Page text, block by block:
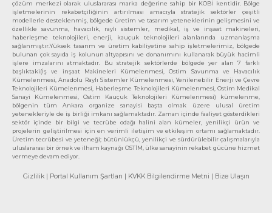
çözüm merkezi olarak uluslararası marka değerine sahip bir KOBİ kentidir. Bölge
işletmelerinin rekabetçiliğinin artırılması amacıyla stratejik sektörler çeşitli
modellerle desteklenmiş, bölgede üretim ve tasarım yeteneklerinin gelişmesini ve
özellikle savunma, havacılık, raylı sistemler, medikal, iş ve inşaat makineleri,
haberleşme teknolojileri, enerji, kauçuk teknolojileri alanlarında uzmanlaşma
sağlanmıştır.Yüksek tasarım ve üretim kabiliyetine sahip işletmelerimiz, bölgede
bulunan çok sayıda iş kolunun altyapısını ve donanımını kullanarak büyük hacimli
işlere imzalarını atmaktadır. Bu stratejik sektörlerde bölgede yer alan 7 farklı
başlıktaki(İş ve inşaat Makineleri Kümelenmesi, Ostim Savunma ve Havacılık
Kümelenmesi, Anadolu Raylı Sistemler Kümelenmesi, Yenilenebilir Enerji ve Çevre
Teknolojileri Kümelenmesi, Haberleşme Teknolojileri Kümelenmesi, Ostim Medikal
Sanayi Kümelenmesi, Ostim Kauçuk Teknolojileri Kümelenmesi) kümelenme,
bölgenin tüm Ankara organize sanayisi başta olmak üzere ulusal üretim
yetenekleriyle de iş birliği imkanı sağlamaktadır. Zaman içinde faaliyet gösterdikleri
sektör içinde bir bilgi ve tecrübe odağı halini alan kümeler, yenilikçi ürün ve
projelerin geliştirilmesi için en verimli iletişim ve etkileşim ortamı sağlamaktadır.
Üretim tecrübesi ve yeteneği; bütünlükçü, yenilikçi ve sürdürülebilir çalışmalarıyla
uluslararası bir örnek ve ilham kaynağı OSTİM, ülke sanayinin rekabet gücüne hizmet
vermeye devam ediyor.
Gizlilik | Portal Kullanım Şartları | KVKK Bilgilendirme Metni | Bize Ulaşın